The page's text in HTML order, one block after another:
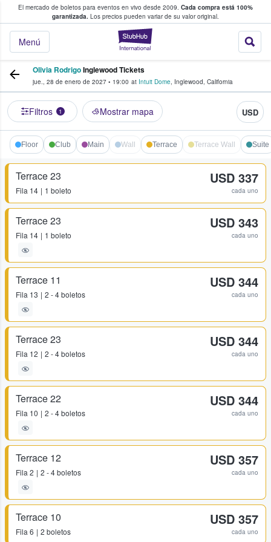
El mercado de boletos para eventos en vivo desde 2009. Cada compra está 100%
garantizada. Los precios pueden variar de su valor original.
StubHub: donde
Menú
fans compran y venden boletos
Olivia RodrigoInglewood Tickets
jue., 28 de enero de 2027 • 19:00 at Intuit Dome, Inglewood, California
Filtros 1 Mostrar mapa USD
Floor Club Main Wall Terrace Terrace Wall Suite
Terrace 23
Fila 14 1 boleto
USD 337
cada uno
Terrace 23
Fila 14 1 boleto
USD 343
cada uno
Terrace 11
Fila 13 2 - 4 boletos
USD 344
cada uno
Terrace 23
Fila 12 2 - 4 boletos
USD 344
cada uno
Terrace 22
Fila 10 2 - 4 boletos
USD 344
cada uno
Terrace 12
Fila 2 2 - 4 boletos
USD 357
cada uno
Terrace 10
Fila 6 2 boletos
USD 357
cada uno